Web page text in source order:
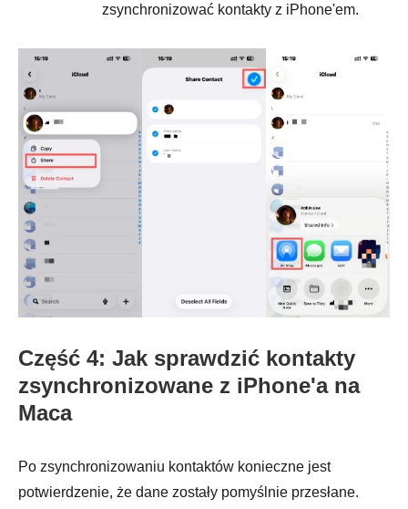
zsynchronizować kontakty z iPhone'em.
Część 4: Jak sprawdzić kontakty
zsynchronizowane z iPhone'a na
Maca
Po zsynchronizowaniu kontaktów konieczne jest
potwierdzenie, że dane zostały pomyślnie przesłane.